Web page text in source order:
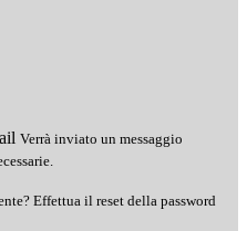
Verrà inviato un messaggio
Effettua il reset della password